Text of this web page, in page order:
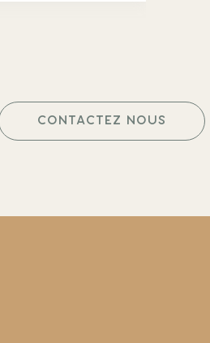
CONTACTEZ NOUS